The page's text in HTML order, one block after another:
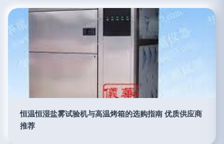
恒温恒湿盐雾试验机与高温烤箱的选购指南 优质供应商
推荐